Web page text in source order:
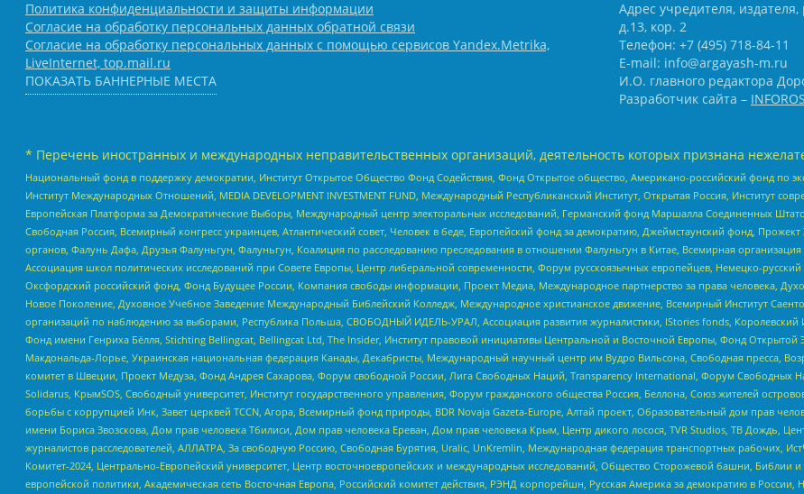
Политика конфиденциальности и защиты информации
Согласие на обработку персональных данных обратной связи
Согласие на обработку персональных данных с помощью сервисов Yandex.Metrika,
LiveInternet, top.mail.ru
ПОКАЗАТЬ БАННЕРНЫЕ МЕСТА
Адрес учредителя,
д.13, кор. 2
Телефон: +7 (495) 718-84-11
E-mail: info@argayash-m.ru
И.О. главного редактора
Разработчик сайта – INFOROS
* Перечень иностранных и международных неправительственных организаций, деятельность которых признана
Национальный фонд в поддержку демократии, Институт Открытое Общество Фонд Содействия, Фонд Открытое общество, Американо-российский фонд по
Институт Международных Отношений, MEDIA DEVELOPMENT INVESTMENT FUND, Международный Республиканский Институт, Открытая Россия, Институт
Европейская Платформа за Демократические Выборы, Международный центр электоральных исследований, Германский фонд Маршалла Соединенных
Свободная Россия, Всемирный конгресс украинцев, Атлантический совет, Человек в беде, Европейский фонд за демократию, Джеймстаунский фонд,
органов, Фалунь Дафа, Друзья Фалуньгун, Фалуньгун, Коалиция по расследованию преследования в отношении Фалуньгун в Китае, Всемирная
Ассоциация школ политических исследований при Совете Европы, Центр либеральной современности, Форум русскоязычных европейцев, Немецко-
Оксфордский российский фонд, Фонд Будущее России, Компания свободы информации, Проект Медиа, Международное партнерство за права человека,
Новое Поколение, Духовное Учебное Заведение Международный Библейский Колледж, Международное христианское движение, Всемирный Институт
организаций по наблюдению за выборами, Республика Польша, СВОБОДНЫЙ ИДЕЛЬ-УРАЛ, Ассоциация развития журналистики, IStories fonds,
Фонд имени Генриха Бёлля, Stichting Bellingcat, Bellingcat Ltd, The Insider, Институт правовой инициативы Центральной и Восточной Европы, Фонд Открытой
Макдональда-Лорье, Украинская национальная федерация Канады, Декабристы, Международный научный центр им Вудро Вильсона, Свободная пресса,
комитет в Швеции, Проект Медуза, Фонд Андрея Сахарова, Форум свободной России, Лига Свободных Наций, Transparеncy International, Форум Свободных
Solidarus, КрымSOS, Свободный университет, Институт государственного управления, Форум гражданского общества Россия, Беллона, Союз жителей
борьбы с коррупцией Инк, Завет церквей TCCN, Агора, Всемирный фонд природы, BDR Novaja Gazeta-Europe, Алтай проект, Образовательный дом прав
имени Бориса Звозскова, Дом прав человека Тбилиси, Дом прав человека Ереван, Дом прав человека Крым, Центр дикого лосося, TVR Studios, ТВ Дождь,
журналистов расследователей, АЛЛАТРА, За свободную Россию, Свободная Бурятия, Uralic, UnKremlin, Международная федерация транспортных рабочих,
Комитет-2024, Центрально-Европейский университет, Центр восточноевропейских и международных исследований, Общество Сторожевой башни, Библии и
европейской политики, Академическая сеть Восточная Европа, Российский комитет действия, РЭНД корпорейшн, Русская Америка за демократию в России,